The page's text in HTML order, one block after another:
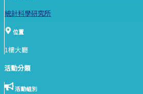
統計科學研究所
位置
1樓大廳
活動分類
活動組別